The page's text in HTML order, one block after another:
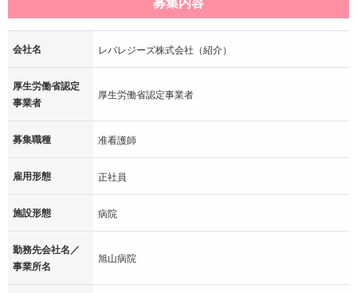
会社名 レバレジーズ株式会社（紹介）
厚生労働省認定
事業者
厚生労働省認定事業者
募集職種 准看護師
雇用形態 正社員
施設形態 病院
勤務先会社名／
事業所名
旭山病院